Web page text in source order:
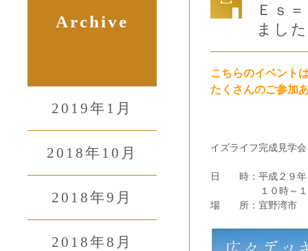
Archive
2019年1月
2018年10月
2018年9月
2018年8月
Ｅｓ
ました
こちらのイベント
たくさんのご参加
イズライフ完成見学
日 時：平成２９年
１０時～１
場 所：宜野湾市